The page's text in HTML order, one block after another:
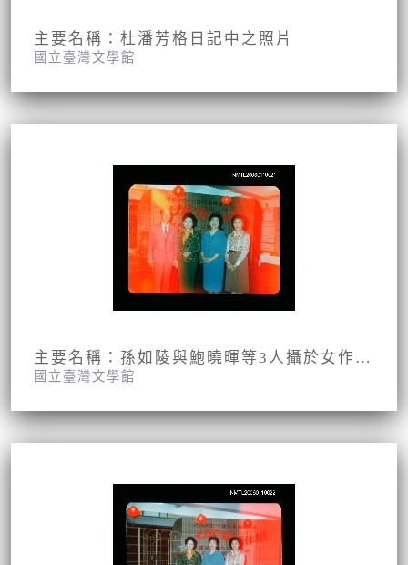
主要名稱：杜潘芳格日記中之照片
國立臺灣文學館
主要名稱：孫如陵與鮑曉暉等3人攝於女作家著作展會場
國立臺灣文學館